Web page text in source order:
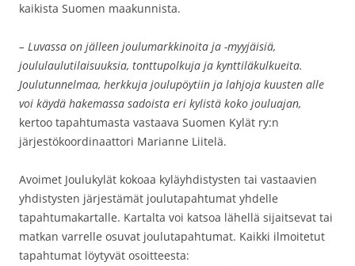
kaikista Suomen maakunnista.
– Luvassa on jälleen joulumarkkinoita ja -myyjäisiä,
joululaulutilaisuuksia, tonttupolkuja ja kynttiläkulkueita.
Joulutunnelmaa, herkkuja joulupöytiin ja lahjoja kuusten alle
voi käydä hakemassa sadoista eri kylistä koko jouluajan,
kertoo tapahtumasta vastaava Suomen Kylät ry:n
järjestökoordinaattori Marianne Liitelä.
Avoimet Joulukylät kokoaa kyläyhdistysten tai vastaavien
yhdistysten järjestämät joulutapahtumat yhdelle
tapahtumakartalle. Kartalta voi katsoa lähellä sijaitsevat tai
matkan varrelle osuvat joulutapahtumat. Kaikki ilmoitetut
tapahtumat löytyvät osoitteesta: